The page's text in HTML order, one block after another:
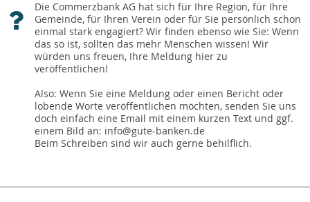
Die Commerzbank AG hat sich für Ihre Region, für Ihre
Gemeinde, für Ihren Verein oder für Sie persönlich schon
einmal stark engagiert? Wir finden ebenso wie Sie: Wenn
das so ist, sollten das mehr Menschen wissen! Wir
würden uns freuen, Ihre Meldung hier zu
veröffentlichen!
Also: Wenn Sie eine Meldung oder einen Bericht oder
lobende Worte veröffentlichen möchten, senden Sie uns
doch einfach eine Email mit einem kurzen Text und ggf.
einem Bild an: info@gute-banken.de
Beim Schreiben sind wir auch gerne behilflich.